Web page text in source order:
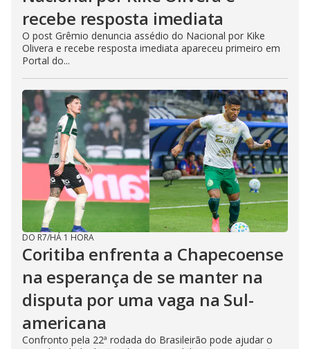
recebe resposta imediata
O post Grêmio denuncia assédio do Nacional por Kike
Olivera e recebe resposta imediata apareceu primeiro em
Portal do...
DO R7/HÁ 1 HORA
Coritiba enfrenta a Chapecoense
na esperança de se manter na
disputa por uma vaga na Sul-
americana
Confronto pela 22ª rodada do Brasileirão pode ajudar o